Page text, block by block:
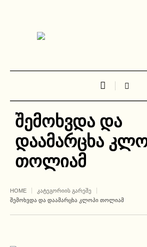
შემოხვდა და
დაამარცხა
თოლიამ
HOME
ᲙᲐᲢᲔᲒᲝᲠᲘᲘᲡ ᲒᲐᲠᲔᲨᲔ
ᲨᲔᲛᲝᲮᲕᲓᲐ ᲓᲐ ᲓᲐᲐᲛᲐᲠᲪᲮᲐ ᲙᲚᲝᲞᲘ ᲗᲝᲚᲘᲐᲛ